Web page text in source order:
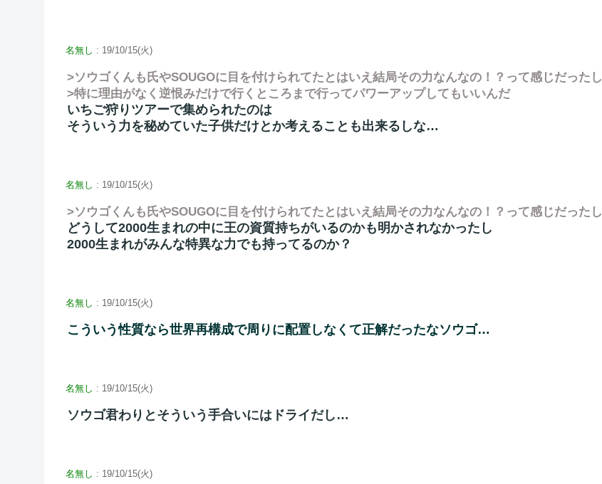
名無し : 19/10/15(火)
>ソウゴくんも氏やSOUGOに目を付けられてたとはいえ結局その力なんなの！？って感じだったし
>特に理由がなく逆恨みだけで行くところまで行ってパワーアップしてもいいんだ
いちご狩りツアーで集められたのは
そういう力を秘めていた子供だけとか考えることも出来るしな…
名無し : 19/10/15(火)
>ソウゴくんも氏やSOUGOに目を付けられてたとはいえ結局その力なんなの！？って感じだったし
どうして2000生まれの中に王の資質持ちがいるのかも明かされなかったし
2000生まれがみんな特異な力でも持ってるのか？
名無し : 19/10/15(火)
こういう性質なら世界再構成で周りに配置しなくて正解だったなソウゴ…
名無し : 19/10/15(火)
ソウゴ君わりとそういう手合いにはドライだし…
名無し : 19/10/15(火)